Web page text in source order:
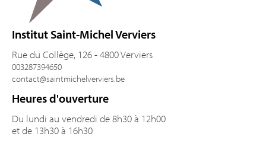
Institut Saint-Michel Verviers
Rue du Collège, 126 - 4800 Verviers
003287394650
contact@saintmichelverviers.be
Heures d'ouverture
Du lundi au vendredi de 8h30 à 12h00
et de 13h30 à 16h30